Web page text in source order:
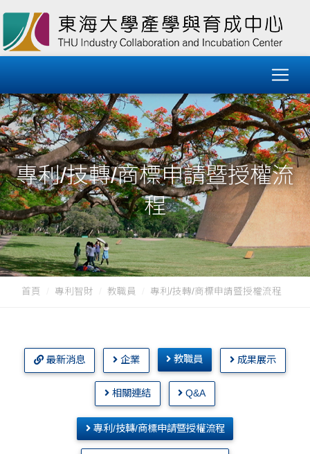
專利/技轉/商標申請暨授權流
程
首頁 專利智財 教職員 專利/技轉/商標申請暨授權流程
最新消息 企業 教職員 成果展示
相關連結 Q&A
專利/技轉/商標申請暨授權流程